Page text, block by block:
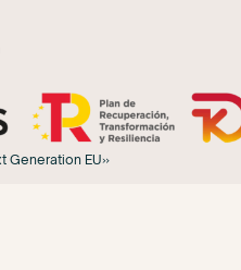
Generation EU»